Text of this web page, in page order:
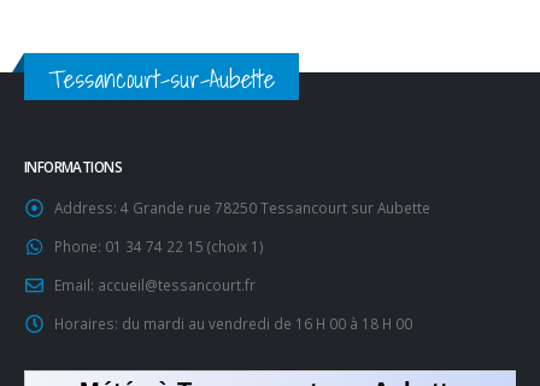
Tessancourt-sur-Aubette
INFORMATIONS
Address: 4 Grande rue 78250 Tessancourt sur Aubette
Phone: 01 34 74 22 15 (choix 1)
Email: accueil@tessancourt.fr
Horaires: du mardi au vendredi de 16 H 00 à 18 H 00